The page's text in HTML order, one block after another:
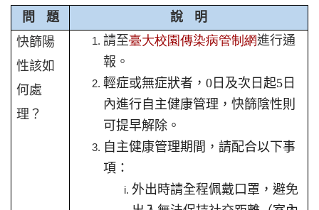
問 題 說
明
快篩陽
性該如
何處
理？
請至臺大校園傳染病管制網進行通
報。
輕症或無症狀者，0 日及次日起5 日
內進行自主健康管理，快篩陰性則
可提早解除。
自主健康管理期間，請配合以下事
項：
外出時請全程佩戴口罩，避免